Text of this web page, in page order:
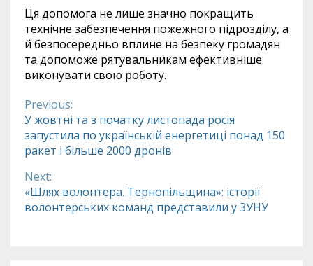
Ця допомога не лише значно покращить
технічне забезпечення пожежного підрозділу, а
й безпосередньо вплине на безпеку громадян
та допоможе рятувальникам ефективніше
виконувати свою роботу.
Continue
Reading
Previous:
У жовтні та з початку листопада росія
запустила по українській енергетиці понад 150
ракет і більше 2000 дронів
Next:
«Шлях волонтера. Тернопільщина»: історії
волонтерських команд представили у ЗУНУ